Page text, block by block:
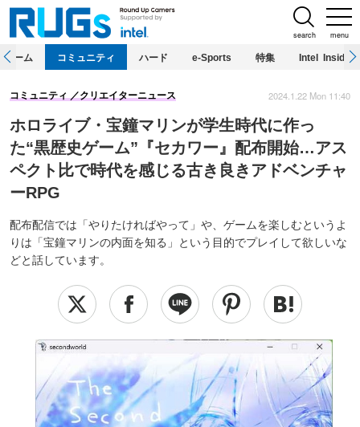
menu
search
ホーム コミュニティ ハード e-Sports 特集 Intel Inside
ホロライブ・宝鐘マリンが学生時代に作っ
た“黒歴史ゲーム”『セカワー』配布開始…アス
ペクト比で時代を感じる古き良きアドベンチャ
ーRPG
配布配信では「やりたければやって」や、ゲームを楽しむというよ
りは「宝鐘マリンの内面を知る」という目的でプレイして欲しいな
どと話しています。
コミュニティ クリエイターニュース 2024.1.22 Mon 11:40